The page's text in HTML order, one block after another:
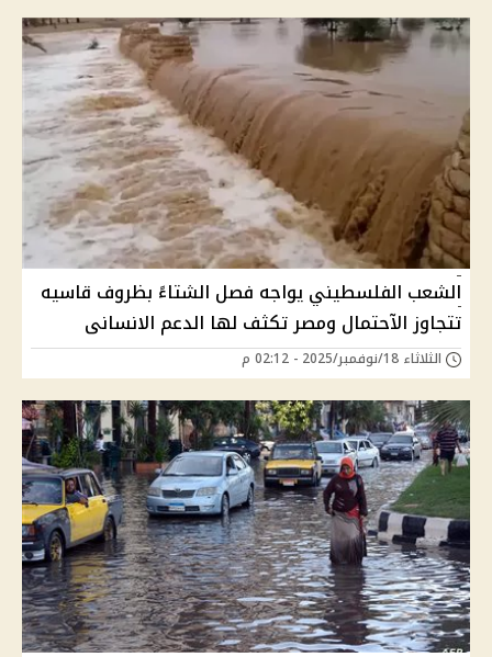
الشعب الفلسطيني يواجه فصل الشتاءً بظروف قاسيه
تتجاوز الآحتمال ومصر تكثف لها الدعم الانسانى
الثلاثاء 18/نوفمبر/2025 - 02:12 م